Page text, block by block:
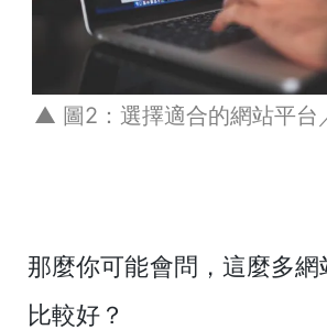
▲ 圖2：選擇適合的網站平台
那麼你可能會問，這麼多
比較好？